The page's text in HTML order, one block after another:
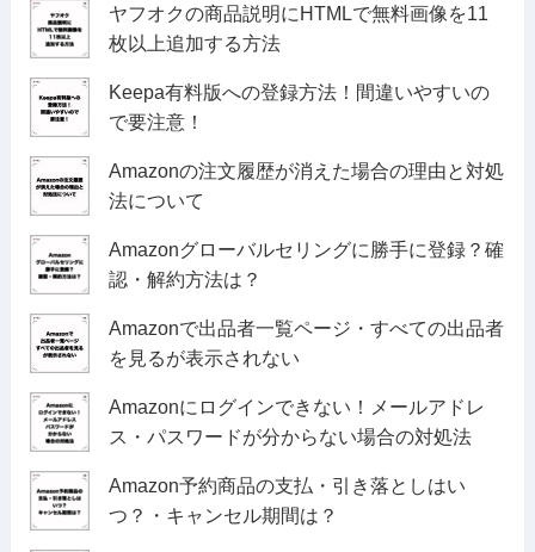
ヤフオクの商品説明にHTMLで無料画像を11
枚以上追加する方法
Keepa有料版への登録方法！間違いやすいの
で要注意！
Amazonの注文履歴が消えた場合の理由と対処
法について
Amazonグローバルセリングに勝手に登録？確
認・解約方法は？
Amazonで出品者一覧ページ・すべての出品者
を見るが表示されない
Amazonにログインできない！メールアドレ
ス・パスワードが分からない場合の対処法
Amazon予約商品の支払・引き落としはい
つ？・キャンセル期間は？